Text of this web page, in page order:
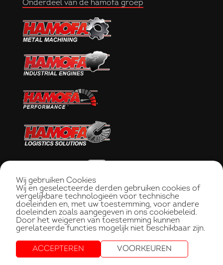
Wij gebruiken Cookies
Wij en geselecteerde derden gebruiken cookies of
vergelijkbare technologieën voor technische
doeleinden en, met uw toestemming, voor andere
doeleinden zoals aangegeven in ons cookiebeleid.
Door het weigeren van toestemming kunnen
gerelateerde functies mogelijk niet beschikbaar zijn.
ACCEPTEREN VOORKEUREN
Onderdeel van de hamofa groep